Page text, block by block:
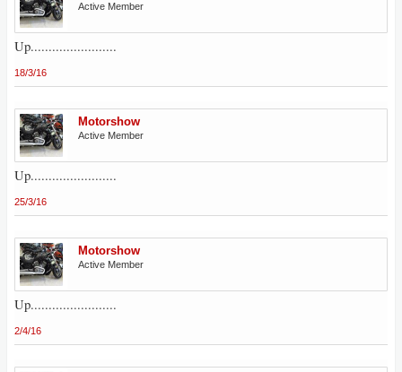
Active Member
Up........................
18/3/16
Motorshow
Active Member
Up........................
25/3/16
Motorshow
Active Member
Up........................
2/4/16